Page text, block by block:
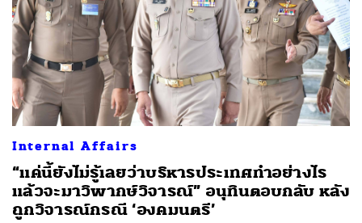
Internal Affairs
“แค่นี้ยังไม่รู้เลยว่าบริหารประเทศทำอย่างไร
แล้วจะมาวิพากษ์วิจารณ์” อนุทินตอบกลับ หลัง
ถูกวิจารณ์กรณี ‘องคมนตรี’